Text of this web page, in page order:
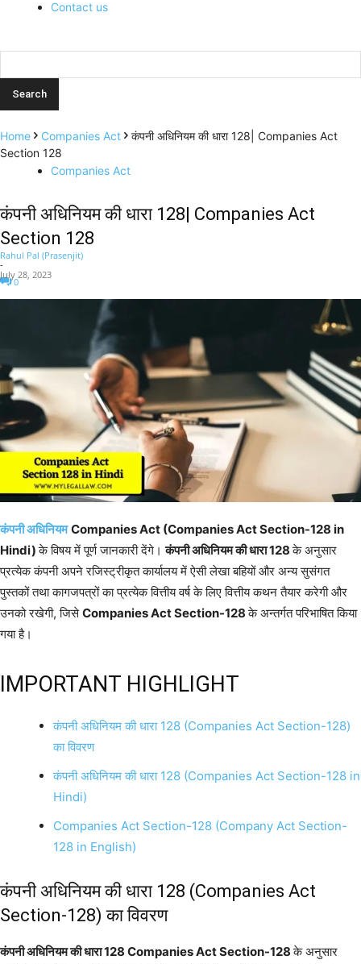
Contact us
Home Companies Act
कंपनी अधिनियम की धारा 128| Companies Act
Section 128
Companies Act
कंपनी अधिनियम की धारा 128| Companies Act
Section 128
Rahul Pal (Prasenjit)
-
July 28, 2023
0
कंपनी अधिनियम Companies Act (Companies Act Section-128 in
Hindi)के विषय में पूर्ण जानकारी देंगे।कंपनी अधिनियम की धारा 128के अनुसार
प्रत्येक कंपनी अपने रजिस्ट्रीकृत कार्यालय में ऐसी लेखा बहियों और अन्य सुसंगत
पुस्तकों तथा कागजपत्रों का प्रत्येक वित्तीय वर्ष के लिए वित्तीय कथन तैयार करेगी और
उनको रखेगी, जिसेCompanies Act Section-128के अन्तर्गत परिभाषित किया
गया है।
IMPORTANT HIGHLIGHT
कंपनी अधिनियम की धारा 128 (Companies Act Section-128)
का विवरण
कंपनी अधिनियम की धारा 128 (Companies Act Section-128 in
Hindi)
Companies Act Section-128 (Company Act Section-
128 in English)
कंपनी अधिनियम की धारा 128 (Companies Act
Section-128) का विवरण
कंपनी अधिनियम की धारा 128 Companies Act Section-128के अनुसार